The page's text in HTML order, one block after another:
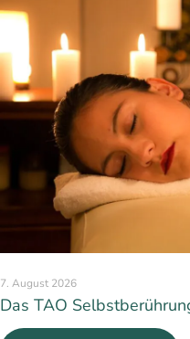
7. August 2026
Das TAO